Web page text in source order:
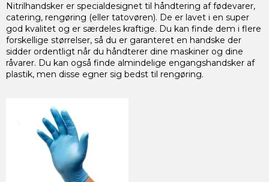
Nitrilhandsker er specialdesignet til håndtering af fødevarer,
catering, rengøring (eller tatovøren). De er lavet i en super
god kvalitet og er særdeles kraftige. Du kan finde dem i flere
forskellige størrelser, så du er garanteret en handske der
sidder ordentligt når du håndterer dine maskiner og dine
råvarer. Du kan også finde almindelige engangshandsker af
plastik, men disse egner sig bedst til rengøring.